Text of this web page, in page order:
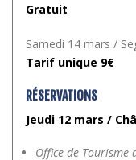
Gratuit
Samedi 14 mars /
Tarif unique 9€
RÉSERVATIONS
Jeudi 12 mars /
Office de Tourisme